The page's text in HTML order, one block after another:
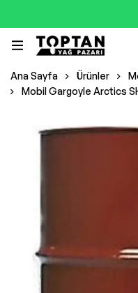
Ana Sayfa Ürünler
Mobil Gargoyle Arctics